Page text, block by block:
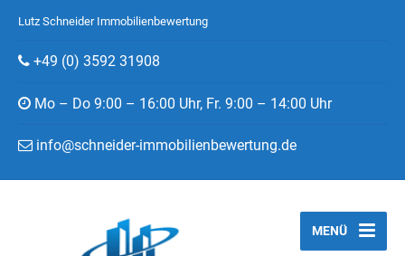
Lutz Schneider Immobilienbewertung
+49 (0) 3592 31908
Mo – Do 9:00 – 16:00 Uhr, Fr. 9:00 – 14:00 Uhr
info@schneider-immobilienbewertung.de
MENÜ